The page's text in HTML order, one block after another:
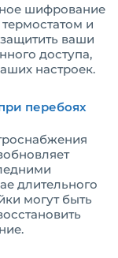
шифрование
и
ваши
доступа,
настроек.
перебоях
длительного
могут быть